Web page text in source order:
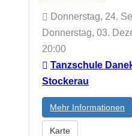
Donnerstag, 24.
Donnerstag, 03.
20:00
Tanzschule
Stockerau
Mehr Informationen
Karte